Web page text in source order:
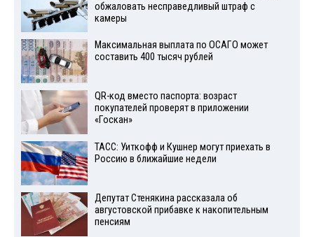
обжаловать несправедливый штраф с
камеры
Максимальная выплата по ОСАГО может
составить 400 тысяч рублей
QR-код вместо паспорта: возраст
покупателей проверят в приложении
«Госкан»
ТАСС: Уиткофф и Кушнер могут приехать в
Россию в ближайшие недели
Депутат Стенякина рассказала об
августовской прибавке к накопительным
пенсиям